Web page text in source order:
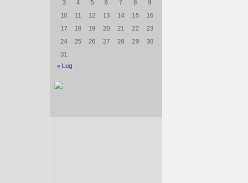
3
4 5 6 7 8
9
10
11 12 13 14 15
16
17
18 19 20 21 22
23
24
25 26 27 28 29
30
31
« Lug